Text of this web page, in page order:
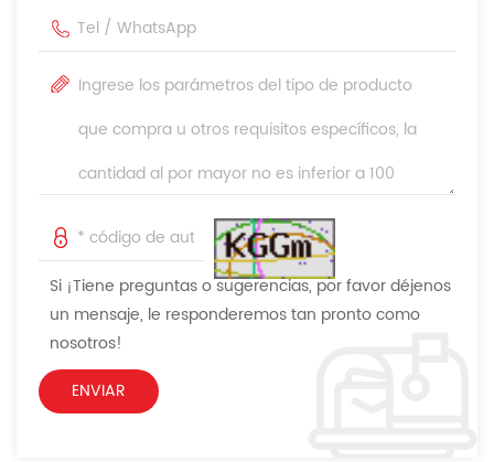
Si ¡Tiene preguntas o sugerencias, por favor déjenos
un mensaje, le responderemos tan pronto como
nosotros!